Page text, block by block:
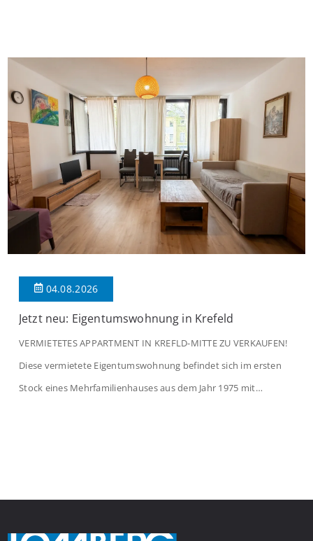
Fenster, viel Tageslicht und Blick ins satte Grün der Bäume – […]
04.08.2026
Jetzt neu: Eigentumswohnung in Krefeld
VERMIETETES APPARTMENT IN KREFLD-MITTE ZU VERKAUFEN!
Diese vermietete Eigentumswohnung befindet sich im ersten
Stock eines Mehrfamilienhauses aus dem Jahr 1975 mit